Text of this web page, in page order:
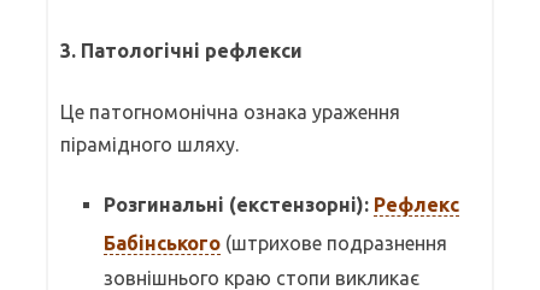
3. Патологічні рефлекси
Це патогномонічна ознака ураження
пірамідного шляху.
Розгинальні (екстензорні): Рефлекс
Бабінського (штрихове подразнення
зовнішнього краю стопи викликає